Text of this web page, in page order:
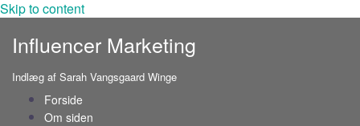
Skip to content
Influencer Marketing
Indlæg af Sarah Vangsgaard Winge
Forside
Om siden